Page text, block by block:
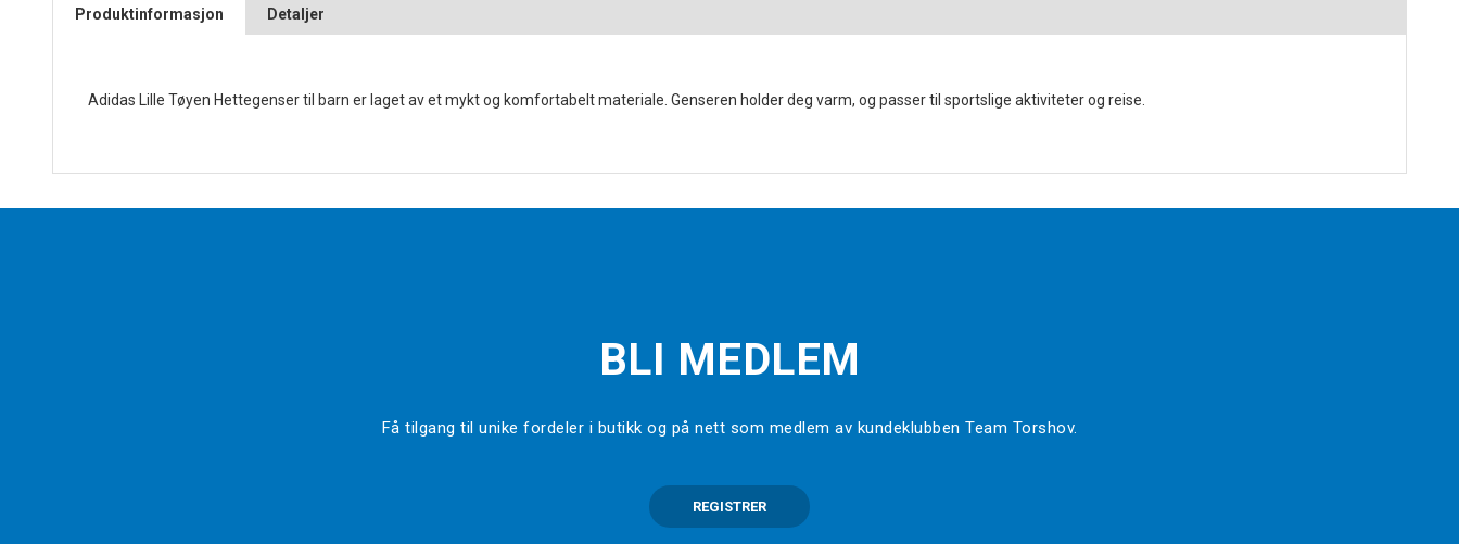
Produktinformasjon Detaljer
Adidas Lille Tøyen Hettegenser til barn er laget av et mykt og komfortabelt materiale. Genseren holder deg varm, og passer til sportslige aktiviteter og reise.
BLI MEDLEM
Få tilgang til unike fordeler i butikk og på nett som medlem av kundeklubben Team Torshov.
REGISTRER